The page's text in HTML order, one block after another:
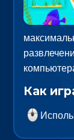
Как